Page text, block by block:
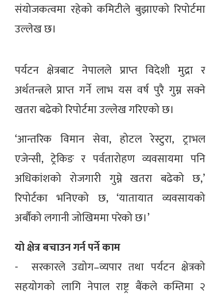
संयोजकत्वमा रहेको कमिटीले बुझाएको रिपोर्टमा
उल्लेख छ।
पर्यटन क्षेत्रबाट नेपालले प्राप्त विदेशी मुद्रा र
अर्थतन्त्रले प्राप्त गर्ने लाभ यस वर्ष पुरै गुम्न सक्ने
खतरा बढेको रिपोर्टमा उल्लेख गरिएको छ।
‘आन्तरिक विमान सेवा, होटल रेस्टुरा, ट्राभल
एजेन्सी, ट्रेकिङ र पर्वतारोहण व्यवसायमा पनि
अधिकांशको रोजगारी गुम्ने खतरा बढेको छ,’
रिपोर्टका भनिएको छ, ‘यातायात व्यवसायको
अर्बौंको लगानी जोखिममा परेको छ।’
यो क्षेत्र बचाउन गर्न पर्ने काम
- सरकारले उद्योग–व्यपार तथा पर्यटन क्षेत्रको
सहयोगको लागि नेपाल राष्ट्र बैंकले कम्तिमा २